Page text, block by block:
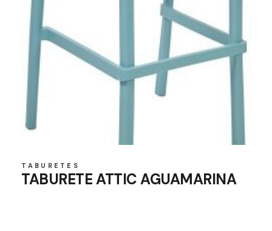
TABURETES
TABURETE ATTIC AGUAMARINA